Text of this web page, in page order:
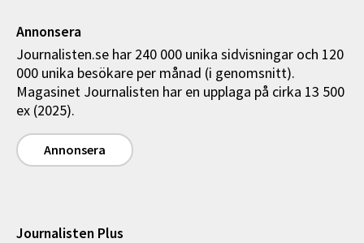
Annonsera
Journalisten.se har 240 000 unika sidvisningar och 120
000 unika besökare per månad (i genomsnitt).
Magasinet Journalisten har en upplaga på cirka 13 500
ex (2025).
Annonsera
Journalisten Plus